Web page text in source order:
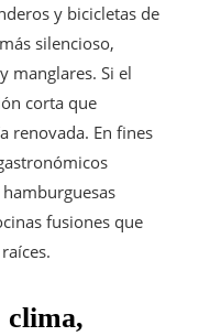
y bicicletas de
silencioso,
manglares. Si el
corta que
renovada. En fines
fusiones que
clima,